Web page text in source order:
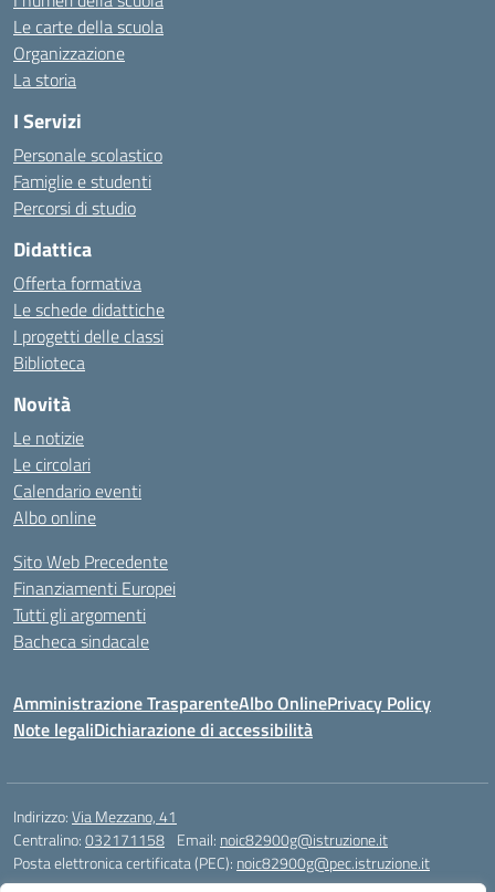
Le carte della scuola
Organizzazione
La storia
I Servizi
Personale scolastico
Famiglie e studenti
Percorsi di studio
Didattica
Offerta formativa
Le schede didattiche
I progetti delle classi
Biblioteca
Novità
Le notizie
Le circolari
Calendario eventi
Albo online
Sito Web Precedente
Finanziamenti Europei
Tutti gli argomenti
Bacheca sindacale
Amministrazione TrasparenteAlbo OnlinePrivacy Policy
Note legaliDichiarazione di accessibilità
Indirizzo:Via Mezzano, 41
Centralino:032171158 Email: noic82900g@istruzione.it
Posta elettronica certificata (PEC): noic82900g@pec.istruzione.it